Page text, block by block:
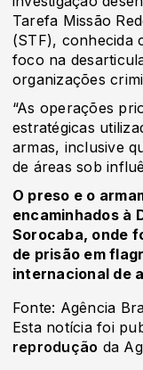
Tarefa Missão
(STF), conhecida
foco na
organizações
“As operações
estratégicas
armas, inclusive
de áreas sob
O preso e o
encaminhados à
Sorocaba, onde
de prisão em
internacional de
Fonte: Agência
Esta notícia foi
reprodução da